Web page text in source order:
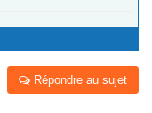
Répondre au sujet